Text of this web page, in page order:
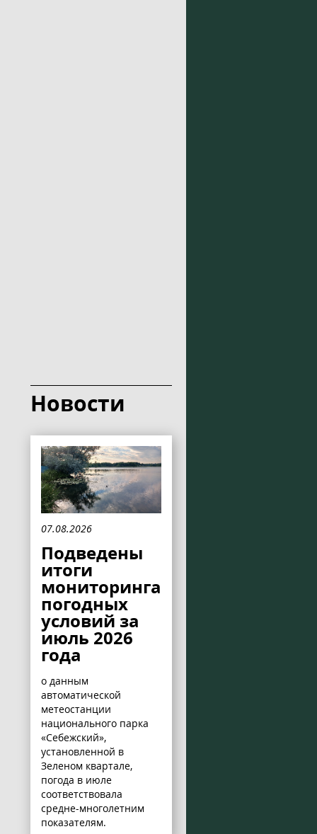
Новости
07.08.2026
Подведены
итоги
мониторинга
погодных
условий за
июль 2026
года
о данным
автоматической
метеостанции
национального парка
«Себежский»,
установленной в
Зеленом квартале,
погода в июле
соответствовала
средне-многолетним
показателям.